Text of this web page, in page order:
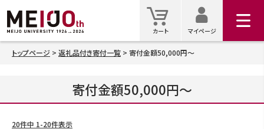
カート
カート
マイ
マイページ
トップページ 返礼品付き寄付一覧 寄付金額50,000円～
寄付金額50,000円～
20件中 1-20件表示